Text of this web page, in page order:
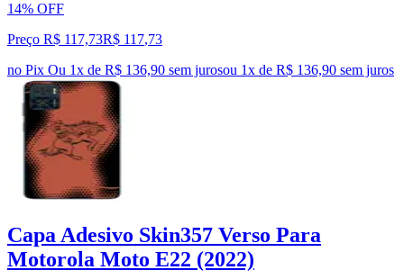
14% OFF
Preço R$ 117,73R$ 117,73
no Pix Ou 1x de R$ 136,90 sem jurosou 1x de R$ 136,90 sem juros
Capa Adesivo Skin357 Verso Para
Motorola Moto E22 (2022)